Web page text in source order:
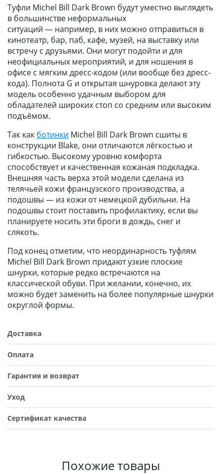
Туфли Michel Bill Dark Brown будут уместно выглядеть
в большинстве неформальных
ситуаций — например, в них можно отправиться в
кинотеатр, бар, паб, кафе, музей, на выставку или
встречу с друзьями. Они могут подойти и для
неофициальных мероприятий, и для ношения в
офисе с мягким дресс-кодом (или вообще без дресс-
кода). Полнота G и открытая шнуровка делают эту
модель особенно удачным выбором для
обладателей широких стоп со средним или высоким
подъёмом.
Так как ботинки Michel Bill Dark Brown сшиты в
конструкции Blake, они отличаются лёгкостью и
гибкостью. Высокому уровню комфорта
способствует и качественная кожаная подкладка.
Внешняя часть верха этой модели сделана из
телячьей кожи французского производства, а
подошвы — из кожи от немецкой дубильни. На
подошвы стоит поставить профилактику, если вы
планируете носить эти броги в дождь, снег и
слякоть.
Под конец отметим, что неординарность туфлям
Michel Bill Dark Brown придают узкие плоские
шнурки, которые редко встречаются на
классической обуви. При желании, конечно, их
можно будет заменить на более популярные шнурки
округлой формы.
Доставка
Оплата
Гарантия и возврат
Уход
Сертификат качества
Похожие товары